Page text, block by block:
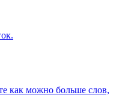
как можно больше слов,